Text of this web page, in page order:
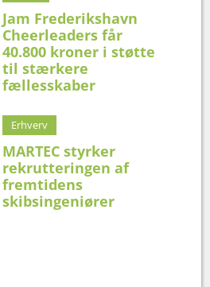
Jam Frederikshavn
Cheerleaders får
40.800 kroner i støtte
til stærkere
fællesskaber
Erhverv
MARTEC styrker
rekrutteringen af
fremtidens
skibsingeniører